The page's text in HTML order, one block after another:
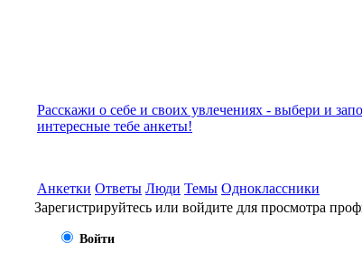
Расскажи о себе и своих увлечениях - выбери и
интересные тебе анкеты!
Анкетки Ответы Люди Темы Одноклассники
Зарегистрируйтесь или войдите для просмотра
Войти